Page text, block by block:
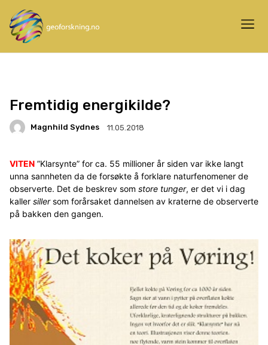
Fremtidig energikilde?
Magnhild Sydnes 11.05.2018
VITEN ”Klarsynte” for ca. 55 millioner år siden var ikke langt
unna sannheten da de forsøkte å forklare naturfenomener de
observerte. Det de beskrev som store tunger, er det vi i dag
kaller sillersom forårsaket dannelsen av kraterne de observerte
på bakken den gangen.